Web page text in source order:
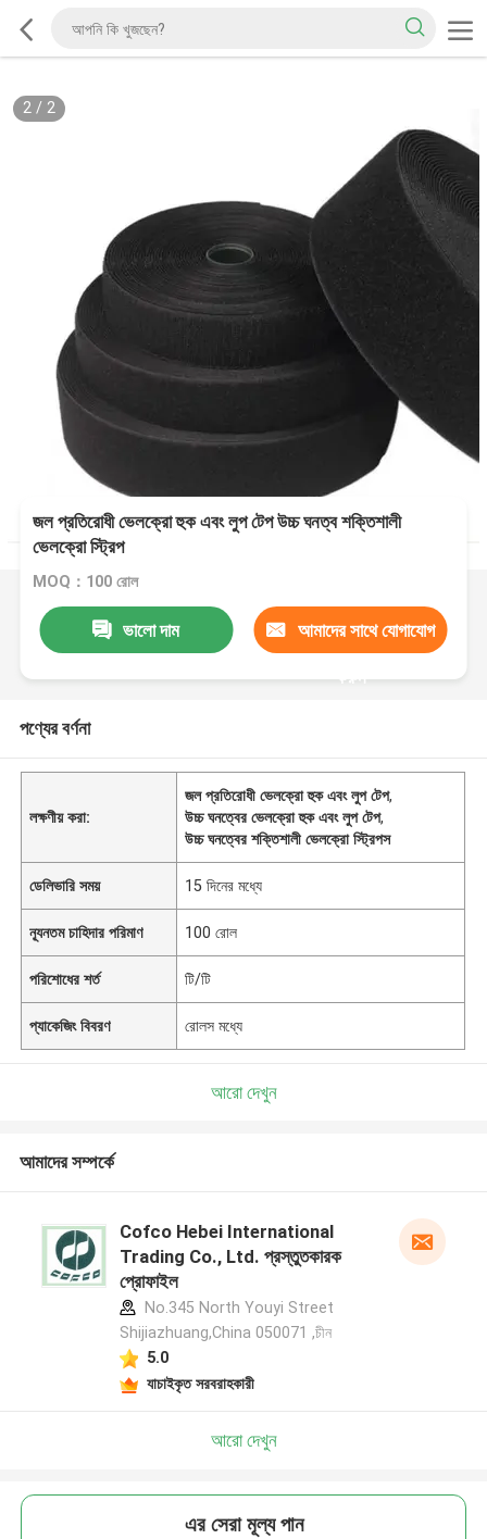
2/ 2
জল প্রতিরোধী ভেলক্রো হুক এবং লুপ টেপ উচ্চ ঘনত্ব শক্তিশালী
ভেলক্রো স্ট্রিপ
MOQ：100 রোল
ভালো দাম আমাদের সাথে যোগাযোগ
করুন
পণ্যের বর্ণনা
লক্ষণীয় করা:
জল প্রতিরোধী ভেলক্রো হুক এবং লুপ টেপ,
উচ্চ ঘনত্বের ভেলক্রো হুক এবং লুপ টেপ,
উচ্চ ঘনত্বের শক্তিশালী ভেলক্রো স্ট্রিপস
ডেলিভারি সময় 15 দিনের মধ্যে
ন্যূনতম চাহিদার পরিমাণ 100 রোল
পরিশোধের শর্ত টি/টি
প্যাকেজিং বিবরণ রোলস মধ্যে
আরো দেখুন
আমাদের সম্পর্কে
Cofco Hebei International
Trading Co., Ltd. প্রস্তুতকারক
প্রোফাইল
No.345 North Youyi Street
Shijiazhuang,China 050071 ,চীন
5.0
যাচাইকৃত সরবরাহকারী
আরো দেখুন
এর সেরা মূল্য পান